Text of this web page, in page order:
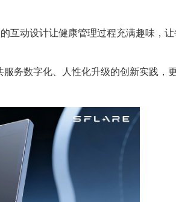
互动设计让健康管理过程充满趣味，
务数字化、人性化升级的创新实践，